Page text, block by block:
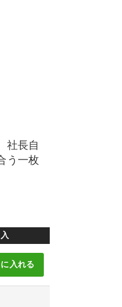
社長自
う一枚
入れる